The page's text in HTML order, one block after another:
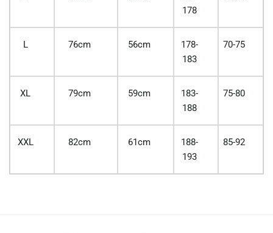
178
L 76cm 56cm
178-
183
70-75
XL 79cm 59cm
183-
188
75-80
XXL 82cm 61cm
188-
193
85-92